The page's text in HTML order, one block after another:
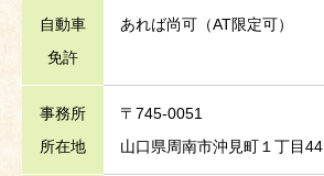
自動車
免許
あれば尚可（AT限定可）
事務所
所在地
〒745-0051
山口県周南市沖見町１丁目44